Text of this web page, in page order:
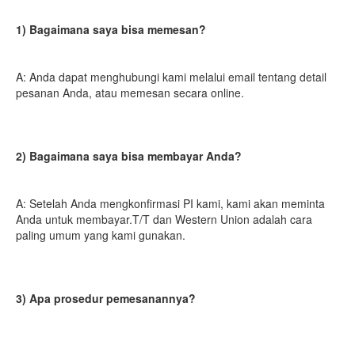
1) Bagaimana saya bisa memesan?
A: Anda dapat menghubungi kami melalui email tentang detail
pesanan Anda, atau memesan secara online.
2) Bagaimana saya bisa membayar Anda?
A: Setelah Anda mengkonfirmasi PI kami, kami akan meminta
Anda untuk membayar.T/T dan Western Union adalah cara
paling umum yang kami gunakan.
3) Apa prosedur pemesanannya?